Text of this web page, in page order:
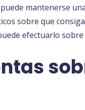
mantenerse
sobre que
efectuarlo sobre